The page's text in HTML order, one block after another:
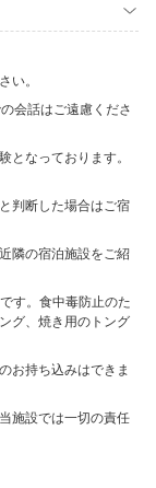
い。
会話はご遠慮くださ
なっております。
判断した場合はご宿
隣の宿泊施設をご紹
す。食中毒防止のた
グ、焼き用のトング
お持ち込みはできま
施設では一切の責任